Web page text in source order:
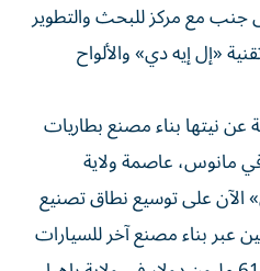
جنب مع مركز للبحث والتطوير
«إل إيه دي» والألواح
الشركة عن نيتها بناء مصنع بطاريات
دولار في مانوس، عاصمة ولاية
الآن على توسيع نطاق تصنيع
عبر بناء مصنع آخر للسيارات